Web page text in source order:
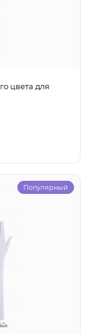
цвета для
Популярный